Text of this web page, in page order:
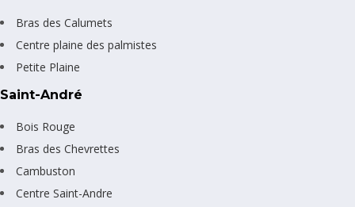
Bras des Calumets
Centre plaine des palmistes
Petite Plaine
Saint-André
Bois Rouge
Bras des Chevrettes
Cambuston
Centre Saint-Andre